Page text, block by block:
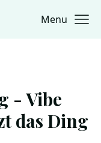
Menu
- Vibe
das Ding